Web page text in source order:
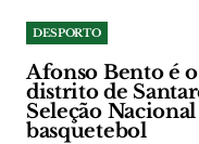
DESPORTO
Afonso Bento é
distrito de
Seleção Nacional
basquetebol